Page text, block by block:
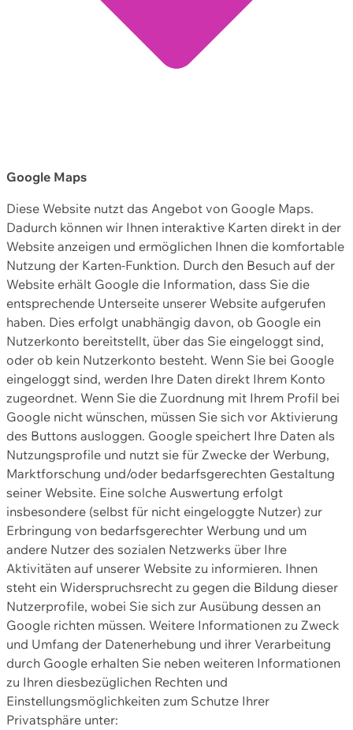
Google Maps
Diese Website nutzt das Angebot von Google Maps.
Dadurch können wir Ihnen interaktive Karten direkt in der
Website anzeigen und ermöglichen Ihnen die komfortable
Nutzung der Karten-Funktion. Durch den Besuch auf der
Website erhält Google die Information, dass Sie die
entsprechende Unterseite unserer Website aufgerufen
haben. Dies erfolgt unabhängig davon, ob Google ein
Nutzerkonto bereitstellt, über das Sie eingeloggt sind,
oder ob kein Nutzerkonto besteht. Wenn Sie bei Google
eingeloggt sind, werden Ihre Daten direkt Ihrem Konto
zugeordnet. Wenn Sie die Zuordnung mit Ihrem Profil bei
Google nicht wünschen, müssen Sie sich vor Aktivierung
des Buttons ausloggen. Google speichert Ihre Daten als
Nutzungsprofile und nutzt sie für Zwecke der Werbung,
Marktforschung und/oder bedarfsgerechten Gestaltung
seiner Website. Eine solche Auswertung erfolgt
insbesondere (selbst für nicht eingeloggte Nutzer) zur
Erbringung von bedarfsgerechter Werbung und um
andere Nutzer des sozialen Netzwerks über Ihre
Aktivitäten auf unserer Website zu informieren. Ihnen
steht ein Widerspruchsrecht zu gegen die Bildung dieser
Nutzerprofile, wobei Sie sich zur Ausübung dessen an
Google richten müssen. Weitere Informationen zu Zweck
und Umfang der Datenerhebung und ihrer Verarbeitung
durch Google erhalten Sie neben weiteren Informationen
zu Ihren diesbezüglichen Rechten und
Einstellungsmöglichkeiten zum Schutze Ihrer
Privatsphäre unter: